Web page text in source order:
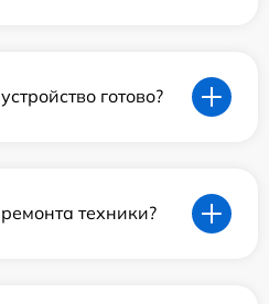
готово?
техники?